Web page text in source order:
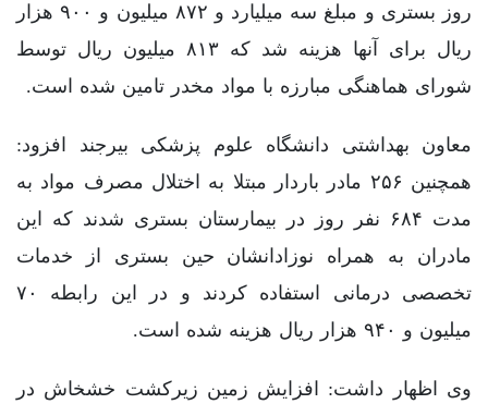
روز بستری و مبلغ سه میلیارد و ۸۷۲ میلیون و ۹۰۰ هزار
ریال برای آنها هزینه شد که ۸۱۳ میلیون ریال توسط
شورای هماهنگی مبارزه با مواد مخدر تامین شده است.
معاون بهداشتی دانشگاه علوم پزشکی بیرجند افزود:
همچنین ۲۵۶ مادر باردار مبتلا به اختلال مصرف مواد به
مدت ۶۸۴ نفر روز در بیمارستان بستری شدند که این
مادران به همراه نوزادانشان حین بستری از خدمات
تخصصی درمانی استفاده کردند و در این رابطه ۷۰
میلیون و ۹۴۰ هزار ریال هزینه شده است.
وی اظهار داشت: افزایش زمین زیرکشت خشخاش در